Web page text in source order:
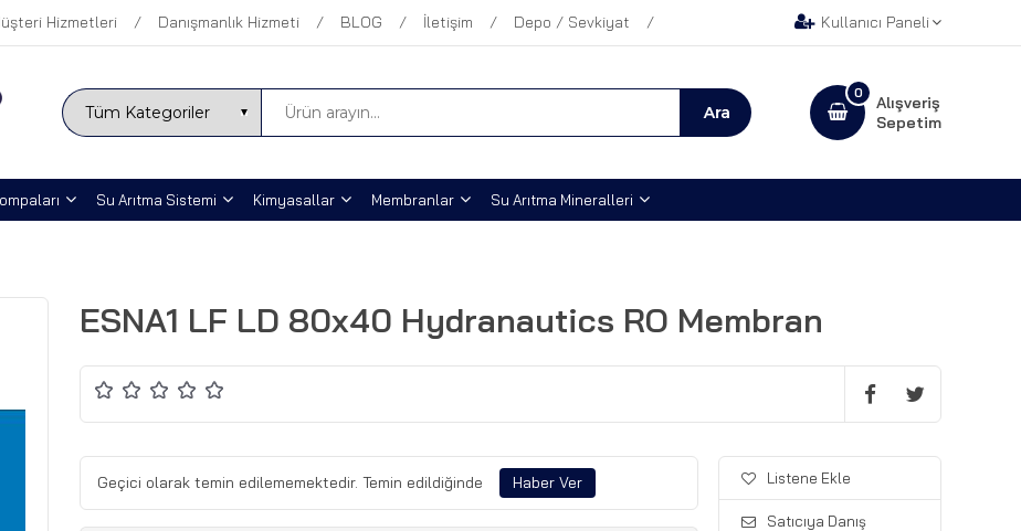
Hizmetleri Danışmanlık Hizmeti BLOG İletişim Depo / Sevkiyat Kullanıcı Paneli
Alışveriş
Sepetim
0
Su Arıtma Sistemi Kimyasallar Membranlar Su Arıtma Mineralleri
ESNA1 LF LD 80x40 Hydranautics RO Membran
Geçici olarak temin edilememektedir. Temin edildiğinde Listene Ekle
Satıcıya Danış